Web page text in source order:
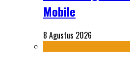
Mobile
8 Agustus 2026